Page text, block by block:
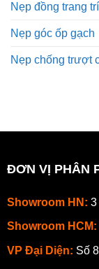
Nẹp đồng trang trí
Nẹp góc ốp gạch
Nẹp chống trượt
ĐƠN VỊ PHÂN
Showroom HN: 3
Showroom HCM:
VP Đại Diện: Số